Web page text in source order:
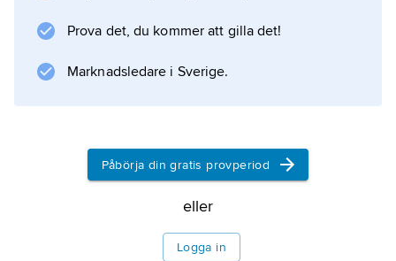
Prova det, du kommer att gilla det!
Marknadsledare i Sverige.
Påbörja din gratis provperiod
eller
Logga in